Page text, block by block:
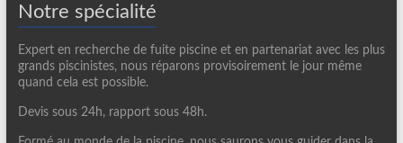
Notre spécialité
Expert en recherche de fuite piscine et en partenariat avec les plus
grands piscinistes, nous réparons provisoirement le jour même
quand cela est possible.
Devis sous 24h, rapport sous 48h.